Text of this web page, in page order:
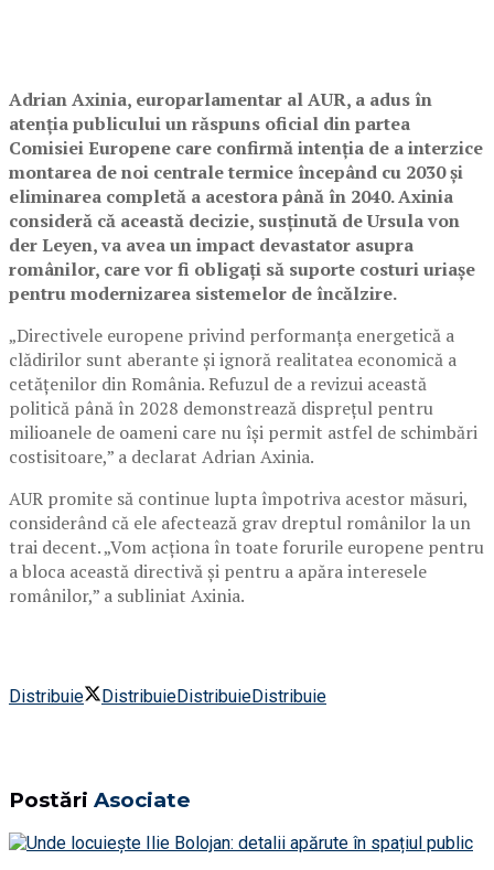
Adrian Axinia, europarlamentar al AUR, a adus în
atenția publicului un răspuns oficial din partea
Comisiei Europene care confirmă intenția de a interzice
montarea de noi centrale termice începând cu 2030 și
eliminarea completă a acestora până în 2040. Axinia
consideră că această decizie, susținută de Ursula von
der Leyen, va avea un impact devastator asupra
românilor, care vor fi obligați să suporte costuri uriașe
pentru modernizarea sistemelor de încălzire.
„Directivele europene privind performanța energetică a
clădirilor sunt aberante și ignoră realitatea economică a
cetățenilor din România. Refuzul de a revizui această
politică până în 2028 demonstrează disprețul pentru
milioanele de oameni care nu își permit astfel de schimbări
costisitoare,” a declarat Adrian Axinia.
AUR promite să continue lupta împotriva acestor măsuri,
considerând că ele afectează grav dreptul românilor la un
trai decent. „Vom acționa în toate forurile europene pentru
a bloca această directivă și pentru a apăra interesele
românilor,” a subliniat Axinia.
Distribuie DistribuieDistribuieDistribuie
Postări Asociate